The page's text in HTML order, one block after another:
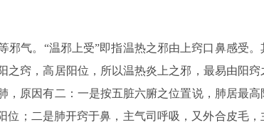
气。“温邪上受”即指温热之邪由上窍口鼻感受。
之窍，高居阳位，所以温热炎上之邪，最易由阳窍
原因有二：一是按五脏六腑之位置说，肺居最高
位；二是肺开窍于鼻，主气司呼吸，又外合皮毛，